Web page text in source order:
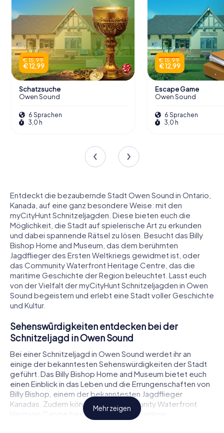
€ 15,99
€ 12,99
Schatzsuche
Owen Sound
6 Sprachen
3,0 h
€ 15,99
€ 12,99
Escape Game
Owen Sound
6 Sprachen
3,0 h
Entdeckt die bezaubernde Stadt Owen Sound in Ontario,
Kanada, auf eine ganz besondere Weise: mit den
myCityHunt Schnitzeljagden. Diese bieten euch die
Möglichkeit, die Stadt auf spielerische Art zu erkunden
und dabei spannende Rätsel zu lösen. Besucht das Billy
Bishop Home and Museum, das dem berühmten
Jagdflieger des Ersten Weltkriegs gewidmet ist, oder
das Community Waterfront Heritage Centre, das die
maritime Geschichte der Region beleuchtet. Lasst euch
von der Vielfalt der myCityHunt Schnitzeljagden in Owen
Sound begeistern und erlebt eine Stadt voller Geschichte
und Kultur.
Sehenswürdigkeiten entdecken bei der
Schnitzeljagd in Owen Sound
Bei einer Schnitzeljagd in Owen Sound werdet ihr an
einige der bekanntesten Sehenswürdigkeiten der Stadt
geführt. Das Billy Bishop Home and Museum bietet euch
einen Einblick in das Leben und die Errungenschaften von
Billy Bishop, einem der bekanntesten Jagdflieger
Kanadas. Zudem könnt ihr das Community Waterfront
Heritage Centre besuchen, das die maritime
Mehr zeigen